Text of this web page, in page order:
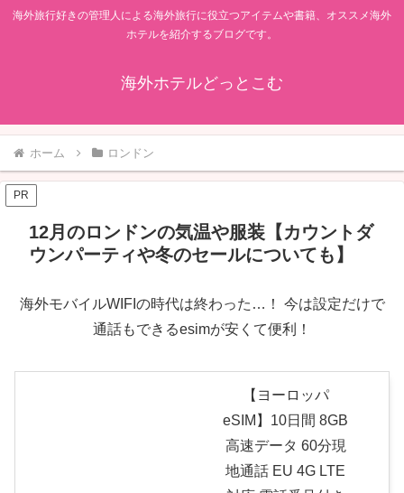
海外旅行好きの管理人による海外旅行に役立つアイテムや書籍、オススメ海外
ホテルを紹介するブログです。
海外ホテルどっとこむ
ホーム ロンドン
PR
12月のロンドンの気温や服装【カウントダ
ウンパーティや冬のセールについても】
海外モバイルWIFIの時代は終わった…！ 今は設定だけで
通話もできるesimが安くて便利！
【ヨーロッパ
eSIM】10日間 8GB
高速データ 60分現
地通話 EU 4G LTE